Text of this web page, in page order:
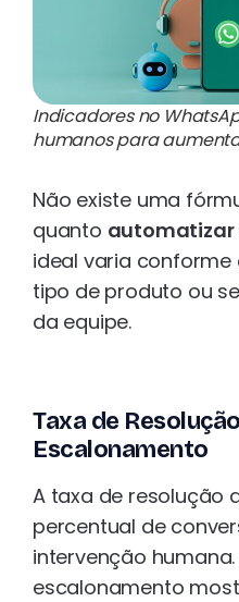
Indicadores no
humanos para
Não existe uma
quanto automatizar
ideal varia conforme
tipo de produto ou
da equipe.
Taxa de
Escalonamento
A taxa de resolução
percentual de
intervenção
escalonamento